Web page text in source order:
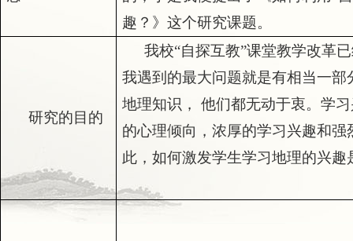
趣？》这个研究课题。
研究的目的
我校“自探互教”课堂教学改革
我遇到的最大问题就是有相当一
地理知识， 他们都无动于衷。学
的心理倾向，浓厚的学习兴趣和
此，如何激发学生学习地理的兴